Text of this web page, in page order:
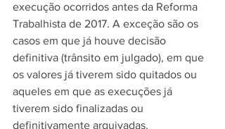
execução ocorridos antes da Reforma
Trabalhista de 2017. A exceção são os
casos em que já houve decisão
definitiva (trânsito em julgado), em que
os valores já tiverem sido quitados ou
aqueles em que as execuções já
tiverem sido finalizadas ou
definitivamente arquivadas.